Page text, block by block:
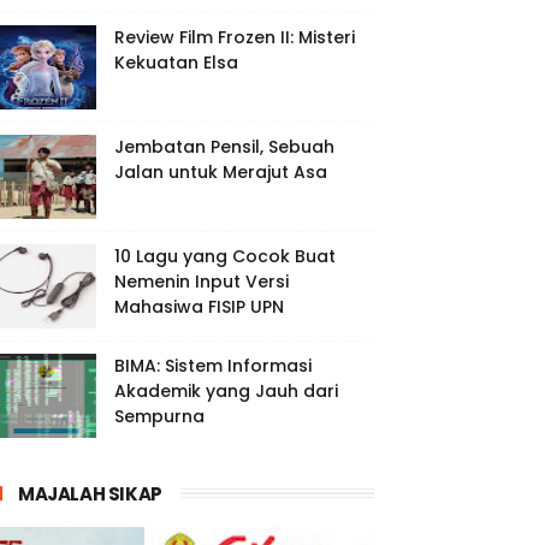
Review Film Frozen II: Misteri
Kekuatan Elsa
Jembatan Pensil, Sebuah
Jalan untuk Merajut Asa
10 Lagu yang Cocok Buat
Nemenin Input Versi
Mahasiwa FISIP UPN
BIMA: Sistem Informasi
Akademik yang Jauh dari
Sempurna
MAJALAH SIKAP